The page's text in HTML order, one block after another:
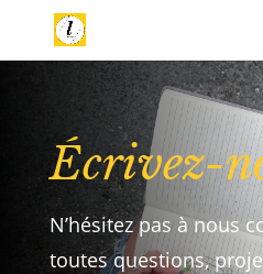
Écrivez-
N’hésitez pas à nous
toutes questions,